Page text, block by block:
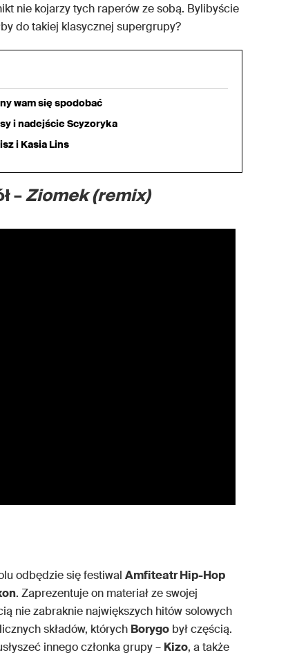
nie kojarzy tych raperów ze sobą. Bylibyście
do takiej klasycznej supergrupy?
wam się spodobać
i nadejście Scyzoryka
i Kasia Lins
–Ziomek (remix)
odbędzie się festiwal Amfiteatr Hip-Hop
. Zaprezentuje on materiał ze swojej
nie zabraknie największych hitów solowych
składów, których Borygo był częścią.
innego członka grupy – Kizo, a także